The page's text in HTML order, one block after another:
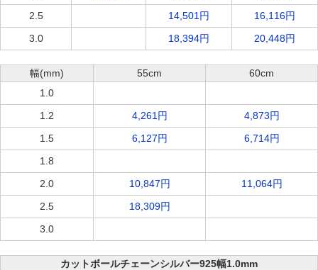
2.5
14,501円
16,116円
3.0
18,394円 20,448円
幅(mm) 55cm
60cm
1.0
1.2
4,261円
4,873円
1.5
6,127円
6,714円
1.8
2.0
10,847円
11,064円
2.5
18,309円
3.0
カットボールチェーンシルバー925幅1.0mm